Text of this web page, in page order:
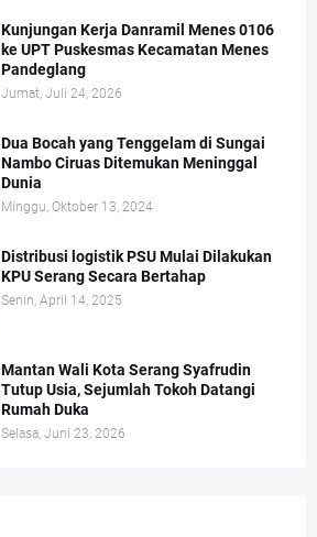
Kunjungan Kerja Danramil Menes 0106
ke UPT Puskesmas Kecamatan Menes
Pandeglang
Jumat, Juli 24, 2026
Dua Bocah yang Tenggelam di Sungai
Nambo Ciruas Ditemukan Meninggal
Dunia
Minggu, Oktober 13, 2024
Distribusi logistik PSU Mulai Dilakukan
KPU Serang Secara Bertahap
Senin, April 14, 2025
Mantan Wali Kota Serang Syafrudin
Tutup Usia, Sejumlah Tokoh Datangi
Rumah Duka
Selasa, Juni 23, 2026